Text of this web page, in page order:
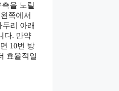
을 노릴
쪽에서
리 아래
다. 만약
10번 방
효율적일